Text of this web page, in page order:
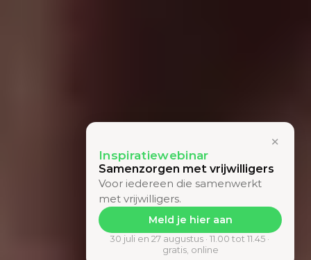
×
Inspiratiewebinar
Samenzorgen met vrijwilligers
Voor iedereen die samenwerkt
met vrijwilligers.
Meld je hier aan
30 juli en 27 augustus · 11.00 tot 11.45 ·
gratis, online